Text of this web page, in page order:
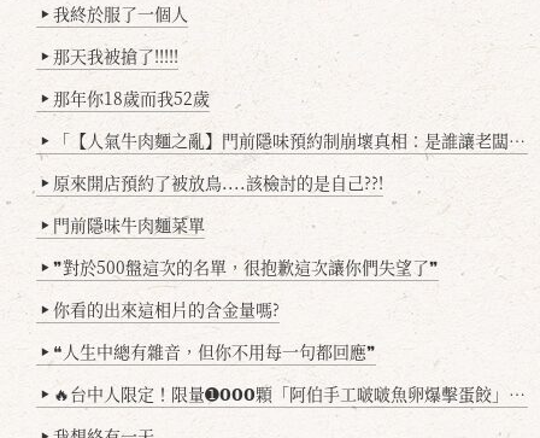
▶ 我終於服了一個人
▶ 那天我被搶了!!!!!
▶ 那年你18歲而我52歲
▶ 「【人氣牛肉麵之亂】門前隱味預約制崩壞真相：是誰讓老闆心灰意冷？」
▶ 原來開店預約了被放鳥....該檢討的是自己??!
▶ 門前隱味牛肉麵菜單
▶ ❞對於500盤這次的名單，很抱歉這次讓你們失望了❞
▶ 你看的出來這相片的含金量嗎?
▶ ❝人生中總有雜音，但你不用每一句都回應❞
▶ 🔥台中人限定！限量➊𝟬𝟬𝟬顆「阿伯手工啵啵魚卵爆擊蛋餃」台北已被搶爆2萬顆，最後名額門前隱味只留給你！🥟💥